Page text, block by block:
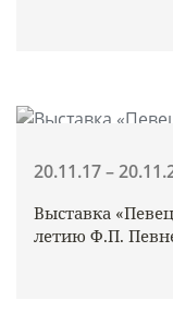
20.11.17 –
Выставка
летию Ф.П.